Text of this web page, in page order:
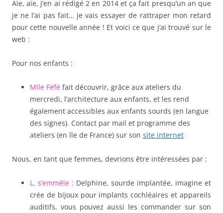
Aïe, aïe, j’en ai rédigé 2 en 2014 et ça fait presqu’un an que
je ne l’ai pas fait… je vais essayer de rattraper mon retard
pour cette nouvelle année ! Et voici ce que j’ai trouvé sur le
web :
Pour nos enfants :
Mlle Féfé fait découvrir, grâce aux ateliers du
mercredi, l’architecture aux enfants, et les rend
également accessibles aux enfants sourds (en langue
des signes). Contact par mail et programme des
ateliers (en île de France) sur son site internet
Nous, en tant que femmes, devrions être intéressées par :
L. s’emmêle : Delphine, sourde implantée, imagine et
crée de bijoux pour implants cochléaires et appareils
auditifs. vous pouvez aussi les commander sur son